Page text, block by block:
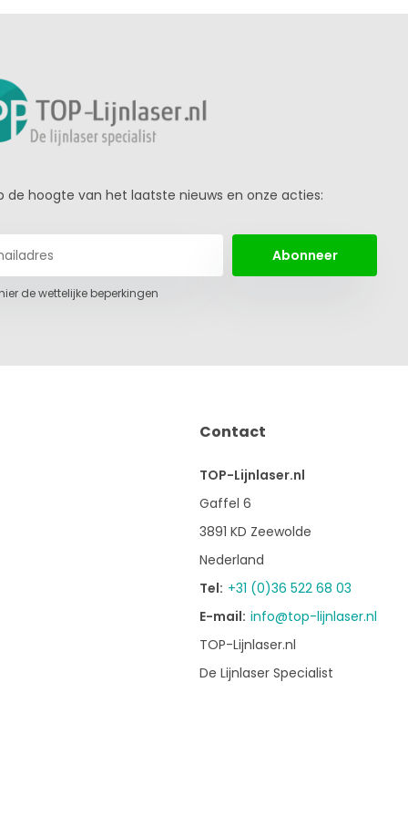
de hoogte van het laatste nieuws en onze acties:
Abonneer
de wettelijke beperkingen
Contact
TOP-Lijnlaser.nl
Gaffel 6
3891 KD Zeewolde
Nederland
Tel: +31 (0)36 522 68 03
E-mail: info@top-lijnlaser.nl
TOP-Lijnlaser.nl
De Lijnlaser Specialist